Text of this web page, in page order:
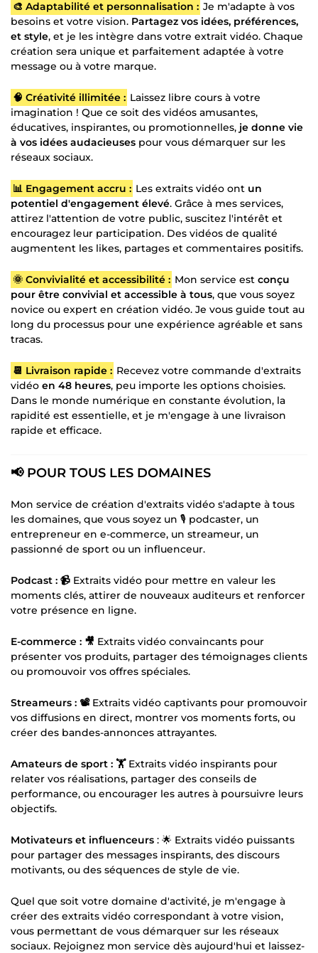
🎨 Adaptabilité et personnalisation : Je m'adapte à vos
besoins et votre vision. Partagez vos idées, préférences,
et style, et je les intègre dans votre extrait vidéo. Chaque
création sera unique et parfaitement adaptée à votre
message ou à votre marque.
🧠 Créativité illimitée : Laissez libre cours à votre
imagination ! Que ce soit des vidéos amusantes,
éducatives, inspirantes, ou promotionnelles, je donne vie
à vos idées audacieuses pour vous démarquer sur les
réseaux sociaux.
📊 Engagement accru : Les extraits vidéo ont un
potentiel d'engagement élevé. Grâce à mes services,
attirez l'attention de votre public, suscitez l'intérêt et
encouragez leur participation. Des vidéos de qualité
augmentent les likes, partages et commentaires positifs.
🌞 Convivialité et accessibilité : Mon service estconçu
pour être convivial et accessible à tous, que vous soyez
novice ou expert en création vidéo. Je vous guide tout au
long du processus pour une expérience agréable et sans
tracas.
📆 Livraison rapide : Recevez votre commande d'extraits
vidéo en 48 heures, peu importe les options choisies.
Dans le monde numérique en constante évolution, la
rapidité est essentielle, et je m'engage à une livraison
rapide et efficace.
📢 POUR TOUS LES DOMAINES
Mon service de création d'extraits vidéo s'adapte à tous
les domaines, que vous soyez un 🎙️ podcaster, un
entrepreneur en e-commerce, un streameur, un
passionné de sport ou un influenceur.
Podcast : 📹 Extraits vidéo pour mettre en valeur les
moments clés, attirer de nouveaux auditeurs et renforcer
votre présence en ligne.
E-commerce : 🎥 Extraits vidéo convaincants pour
présenter vos produits, partager des témoignages clients
ou promouvoir vos offres spéciales.
Streameurs : 📽️Extraits vidéo captivants pour promouvoir
vos diffusions en direct, montrer vos moments forts, ou
créer des bandes-annonces attrayantes.
Amateurs de sport : 🏋️Extraits vidéo inspirants pour
relater vos réalisations, partager des conseils de
performance, ou encourager les autres à poursuivre leurs
objectifs.
Motivateurs et influenceurs : 🌟 Extraits vidéo puissants
pour partager des messages inspirants, des discours
motivants, ou des séquences de style de vie.
Quel que soit votre domaine d'activité, je m'engage à
créer des extraits vidéo correspondant à votre vision,
vous permettant de vous démarquer sur les réseaux
sociaux. Rejoignez mon service dès aujourd'hui et laissez-